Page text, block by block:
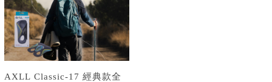
AXLL Classic-17 經典款全